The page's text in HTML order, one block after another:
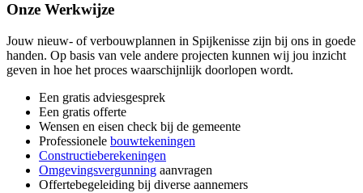
Onze Werkwijze
Jouw nieuw- of verbouwplannen in Spijkenisse zijn bij ons in goede
handen. Op basis van vele andere projecten kunnen wij jou inzicht
geven in hoe het proces waarschijnlijk doorlopen wordt.
Een gratis adviesgesprek
Een gratis offerte
Wensen en eisen check bij de gemeente
Professionele bouwtekeningen
Constructieberekeningen
Omgevingsvergunning aanvragen
Offertebegeleiding bij diverse aannemers